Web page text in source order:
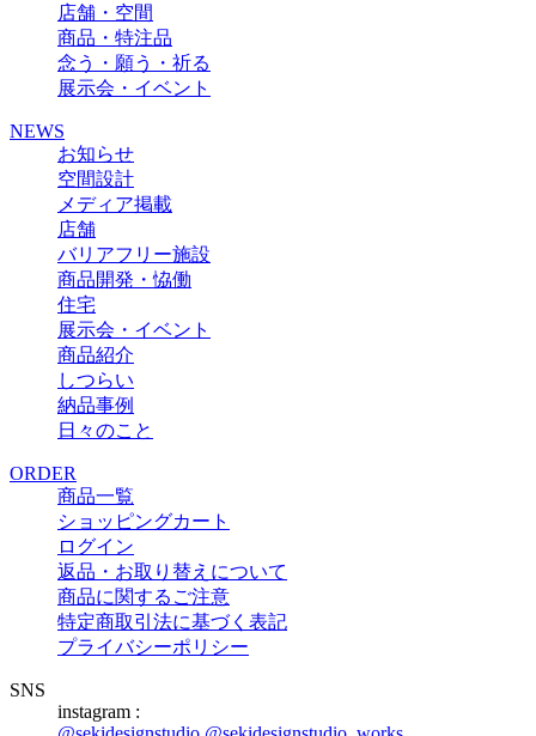
店舗・空間
商品・特注品
念う・願う・祈る
展示会・イベント
NEWS
お知らせ
空間設計
メディア掲載
店舗
バリアフリー施設
商品開発・恊働
住宅
展示会・イベント
商品紹介
しつらい
納品事例
日々のこと
ORDER
商品一覧
ショッピングカート
ログイン
返品・お取り替えについて
商品に関するご注意
特定商取引法に基づく表記
プライバシーポリシー
SNS
instagram :